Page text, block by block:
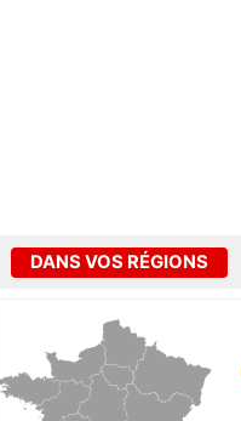
DANS VOS RÉGIONS